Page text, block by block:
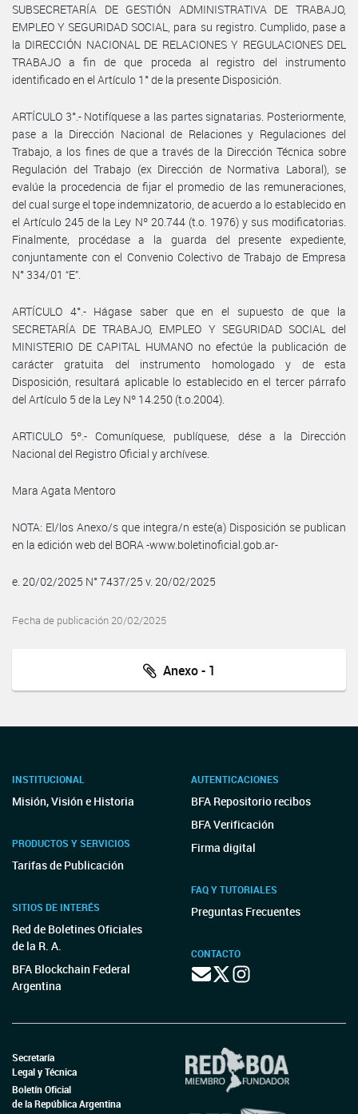
SUBSECRETARÍA DE GESTIÓN ADMINISTRATIVA DE TRABAJO,
EMPLEO Y SEGURIDAD SOCIAL, para su registro. Cumplido, pase a
la DIRECCIÓN NACIONAL DE RELACIONES Y REGULACIONES DEL
TRABAJO a fin de que proceda al registro del instrumento
identificado en el Artículo 1° de la presente Disposición.
ARTÍCULO 3°.- Notifíquese a las partes signatarias. Posteriormente,
pase a la Dirección Nacional de Relaciones y Regulaciones del
Trabajo, a los fines de que a través de la Dirección Técnica sobre
Regulación del Trabajo (ex Dirección de Normativa Laboral), se
evalúe la procedencia de fijar el promedio de las remuneraciones,
del cual surge el tope indemnizatorio, de acuerdo a lo establecido en
el Artículo 245 de la Ley Nº 20.744 (t.o. 1976) y sus modificatorias.
Finalmente, procédase a la guarda del presente expediente,
conjuntamente con el Convenio Colectivo de Trabajo de Empresa
N° 334/01 “E”.
ARTÍCULO 4°.- Hágase saber que en el supuesto de que la
SECRETARÍA DE TRABAJO, EMPLEO Y SEGURIDAD SOCIAL del
MINISTERIO DE CAPITAL HUMANO no efectúe la publicación de
carácter gratuita del instrumento homologado y de esta
Disposición, resultará aplicable lo establecido en el tercer párrafo
del Artículo 5 de la Ley Nº 14.250 (t.o.2004).
ARTICULO 5º.- Comuníquese, publíquese, dése a la Dirección
Nacional del Registro Oficial y archívese.
Mara Agata Mentoro
NOTA: El/los Anexo/s que integra/n este(a) Disposición se publican
en la edición web del BORA -www.boletinoficial.gob.ar-
e. 20/02/2025 N° 7437/25 v. 20/02/2025
Fecha de publicación 20/02/2025
Anexo - 1
INSTITUCIONAL
Misión, Visión e Historia
PRODUCTOS Y SERVICIOS
Tarifas de Publicación
SITIOS DE INTERÉS
Red de Boletines Oficiales
de la R. A.
BFA Blockchain Federal
Argentina
AUTENTICACIONES
BFA Repositorio recibos
BFA Verificación
Firma digital
FAQ Y TUTORIALES
Preguntas Frecuentes
CONTACTO
Secretaría
Legal y Técnica
Boletín Oficial
de la República Argentina